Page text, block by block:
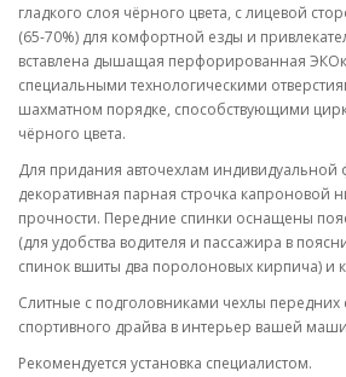
гладкого слоя чёрного цвета, с лицевой
(65-70%) для комфортной езды и
вставлена дышащая перфорированная
специальными технологическими
шахматном порядке, способствующими
чёрного цвета.
Для придания авточехлам
декоративная парная строчка капроновой
прочности. Передние спинки оснащены
(для удобства водителя и пассажира в
спинок вшиты два поролоновых кирпича)
Слитные с подголовниками чехлы передних
спортивного драйва в интерьер вашей
Рекомендуется установка специалистом.